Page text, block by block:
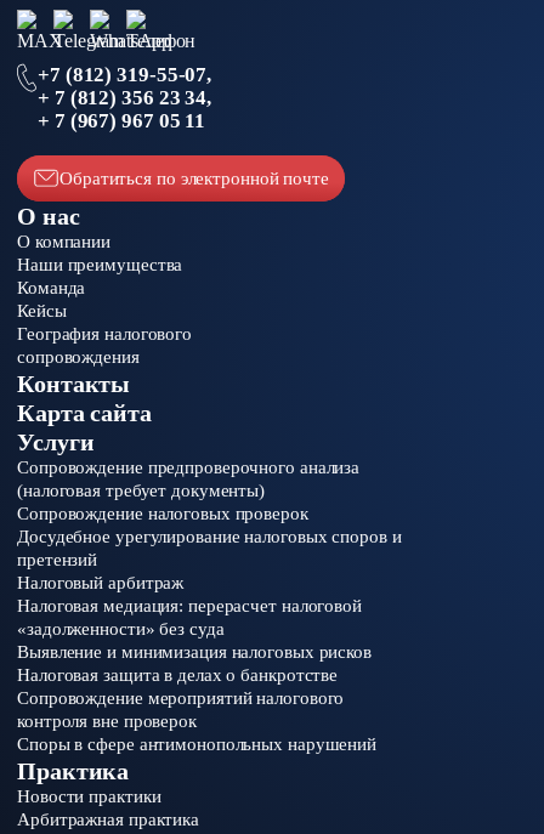
О нас
О компании
Наши преимущества
Команда
Кейсы
География налогового
сопровождения
Контакты
Карта сайта
Услуги
Сопровождение предпроверочного анализа
(налоговая требует документы)
Сопровождение налоговых проверок
Досудебное урегулирование налоговых споров и
претензий
Налоговый арбитраж
Налоговая медиация: перерасчет налоговой
«задолженности» без суда
Выявление и минимизация налоговых рисков
Налоговая защита в делах о банкротстве
Сопровождение мероприятий налогового
контроля вне проверок
Споры в сфере антимонопольных нарушений
Практика
Новости практики
Арбитражная практика
+7 (812) 319-55-07,
+ 7 (812) 356 23 34,
+ 7 (967) 967 05 11
Обратиться по электронной почте